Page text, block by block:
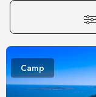
Camp